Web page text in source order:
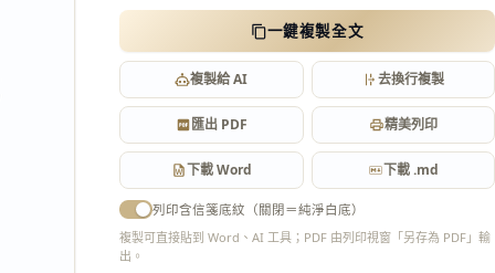
一鍵複製全文
複製給 AI 去換行複製
匯出 PDF 精美列印
下載 Word 下載 .md
列印含信箋底紋（關閉＝純淨白底）
複製可直接貼到 Word、AI 工具；PDF 由列印視窗「另存為 PDF」輸
出。